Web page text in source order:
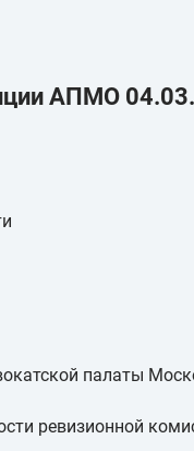
АПМО
палаты
ревизионной